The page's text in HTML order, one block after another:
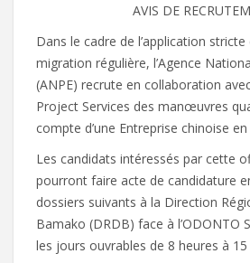
AVIS DE
Dans le cadre de l’application
migration régulière, l’Agence
(ANPE) recrute en collaboration
Project Services des manœuvres
compte d’une Entreprise chinoise en
Les candidats intéressés par cette
pourront faire acte de candidature
dossiers suivants à la Direction
Bamako (DRDB) face à l’ODONTO
les jours ouvrables de 8 heures à 15